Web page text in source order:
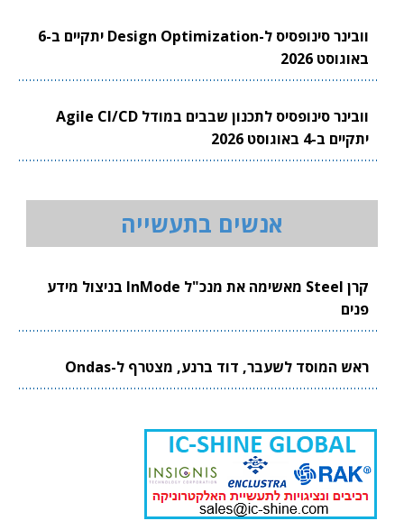
וובינר סינופסיס ל-Design Optimization יתקיים ב-6
באוגוסט 2026
וובינר סינופסיס לתכנון שבבים במודל Agile CI/CD
יתקיים ב-4 באוגוסט 2026
אנשים בתעשייה
קרן Steel מאשימה את מנכ"ל InMode בניצול מידע
פנים
ראש המוסד לשעבר, דוד ברנע, מצטרף ל-Ondas